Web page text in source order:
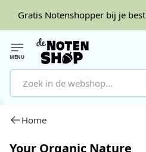
Gratis Notenshopper bij je
Ga naar de inhoud
MENU
Home
Your Organic Nature